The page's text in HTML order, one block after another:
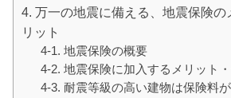
4. 万一の地震に備える、地震保険の
リット
4-1. 地震保険の概要
4-2. 地震保険に加入するメリット
4-3. 耐震等級の高い建物は保険料